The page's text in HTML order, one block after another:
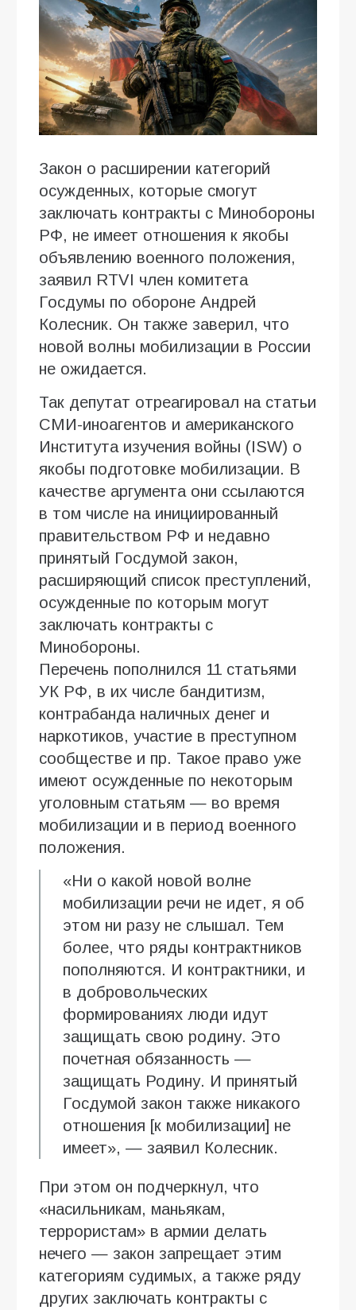
Закон о расширении категорий
осужденных, которые смогут
заключать контракты с Минобороны
РФ, не имеет отношения к якобы
объявлению военного положения,
заявил RTVI член комитета
Госдумы по обороне Андрей
Колесник. Он также заверил, что
новой волны мобилизации в России
не ожидается.
Так депутат отреагировал на статьи
СМИ-иноагентов и американского
Института изучения войны (ISW) о
якобы подготовке мобилизации. В
качестве аргумента они ссылаются
в том числе на инициированный
правительством РФ и недавно
принятый Госдумой закон,
расширяющий список преступлений,
осужденные по которым могут
заключать контракты с
Минобороны.
Перечень пополнился 11 статьями
УК РФ, в их числе бандитизм,
контрабанда наличных денег и
наркотиков, участие в преступном
сообществе и пр. Такое право уже
имеют осужденные по некоторым
уголовным статьям — во время
мобилизации и в период военного
положения.
«Ни о какой новой волне
мобилизации речи не идет, я об
этом ни разу не слышал. Тем
более, что ряды контрактников
пополняются. И контрактники, и
в добровольческих
формированиях люди идут
защищать свою родину. Это
почетная обязанность —
защищать Родину. И принятый
Госдумой закон также никакого
отношения [к мобилизации] не
имеет», — заявил Колесник.
При этом он подчеркнул, что
«насильникам, маньякам,
террористам» в армии делать
нечего — закон запрещает этим
категориям судимых, а также ряду
других заключать контракты с